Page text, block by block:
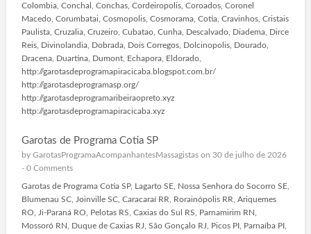
Colombia, Conchal, Conchas, Cordeiropolis, Coroados, Coronel
Macedo, Corumbatai, Cosmopolis, Cosmorama, Cotia, Cravinhos, Cristais
Paulista, Cruzalia, Cruzeiro, Cubatao, Cunha, Descalvado, Diadema, Dirce
Reis, Divinolandia, Dobrada, Dois Corregos, Dolcinopolis, Dourado,
Dracena, Duartina, Dumont, Echapora, Eldorado,
http://garotasdeprogramapiracicaba.blogspot.com.br/
http://garotasdeprogramasp.org/
http://garotasdeprogramaribeiraopreto.xyz
http://garotasdeprogramapiracicaba.xyz
Garotas de Programa Cotia SP
by GarotasProgramaAcompanhantesMassagistason 30 de julho de 2026
- 0 Comments
Garotas de Programa Cotia SP, Lagarto SE, Nossa Senhora do Socorro SE,
Blumenau SC, Joinville SC, Caracaraí RR, Rorainópolis RR, Ariquemes
RO, Ji-Paraná RO, Pelotas RS, Caxias do Sul RS, Parnamirim RN,
Mossoró RN, Duque de Caxias RJ, São Gonçalo RJ, Picos PI, Parnaíba PI,